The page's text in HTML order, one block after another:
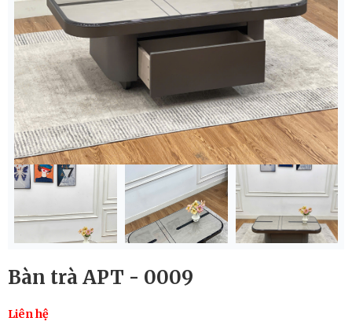
Bàn trà APT - 0009
Liên hệ